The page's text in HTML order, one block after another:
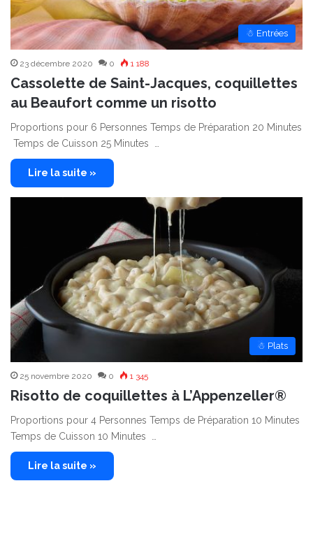
☃ Entrées
23 décembre 2020 0 1 188
Cassolette de Saint-Jacques, coquillettes
au Beaufort comme un risotto
Proportions pour 6 Personnes Temps de Préparation 20 Minutes
Temps de Cuisson 25 Minutes …
Lire la suite »
☃ Plats
25 novembre 2020 0 1 345
Risotto de coquillettes à L’Appenzeller®
Proportions pour 4 Personnes Temps de Préparation 10 Minutes
Temps de Cuisson 10 Minutes …
Lire la suite »